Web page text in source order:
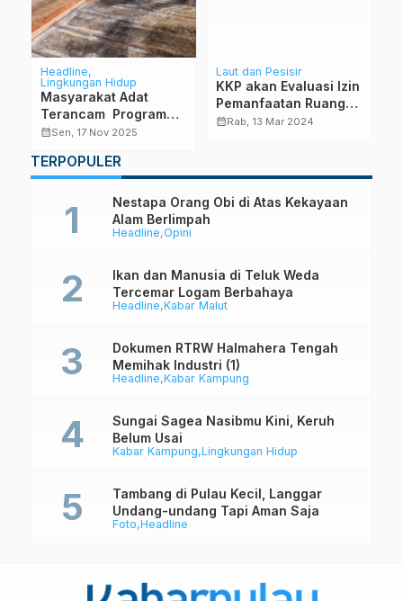
Headline
Lingkungan Hidup
Masyarakat Adat
Terancam Program
Biofuel
calendar_monthSen, 17 Nov 2025
Laut dan Pesisir
KKP akan Evaluasi Izin
Pemanfaatan Ruang
Laut
calendar_monthRab, 13 Mar 2024
TERPOPULER
Headline Opini
Nestapa Orang Obi di Atas Kekayaan
Alam Berlimpah
Headline Kabar Malut
Ikan dan Manusia di Teluk Weda
Tercemar Logam Berbahaya
Headline Kabar Kampung
Dokumen RTRW Halmahera Tengah
Memihak Industri (1)
Kabar Kampung Lingkungan Hidup
Sungai Sagea Nasibmu Kini, Keruh
Belum Usai
Foto Headline
Tambang di Pulau Kecil, Langgar
Undang-undang Tapi Aman Saja